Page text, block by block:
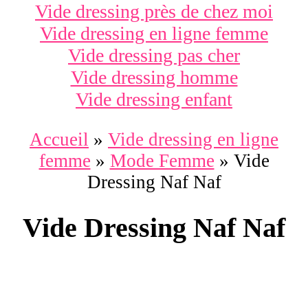
Vide dressing près de chez moi
Vide dressing en ligne femme
Vide dressing pas cher
Vide dressing homme
Vide dressing enfant
Accueil » Vide dressing en ligne
femme » Mode Femme » Vide
Dressing Naf Naf
Vide Dressing Naf Naf